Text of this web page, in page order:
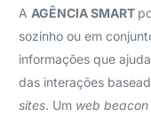
A AGÊNCIA SMART
sozinho ou em
informações que
das interações
sites. Um web beacon